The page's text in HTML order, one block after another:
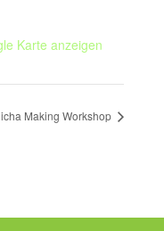
Karte anzeigen
Making Workshop